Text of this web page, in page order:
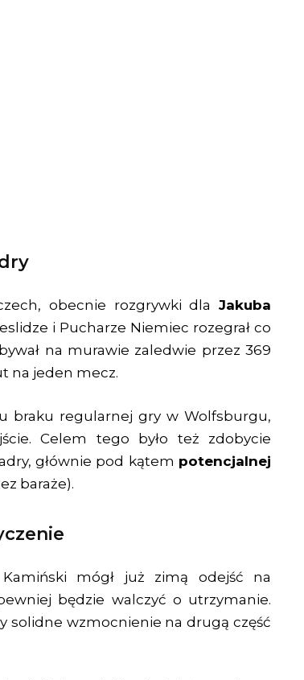
obecnie rozgrywki dla Jakuba
i Pucharze Niemiec rozegrał co
na murawie zaledwie przez 369
na jeden mecz.
braku regularnej gry w Wolfsburgu,
Celem tego było też zdobycie
głównie pod kątem potencjalnej
baraże).
mógł już zimą odejść na
będzie walczyć o utrzymanie.
solidne wzmocnienie na drugą część